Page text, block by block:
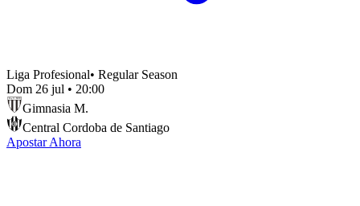
Liga Profesional• Regular Season
Dom 26 jul • 20:00
Gimnasia M.
Central Cordoba de Santiago
Apostar Ahora